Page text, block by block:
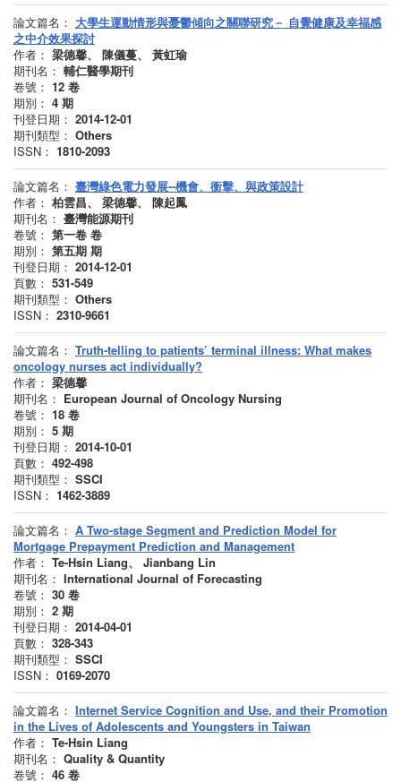
論文篇名： 大學生運動情形與憂鬱傾向之關聯研究－ 自覺健康及幸福感
之中介效果探討
作者： 梁德馨、 陳儀蔓、 黃虹瑜
期刊名： 輔仁醫學期刊
卷號： 12 卷
期別： 4 期
刊登日期： 2014-12-01
期刊類型： Others
ISSN： 1810-2093
論文篇名： 臺灣綠色電力發展--機會、衝擊、與政策設計
作者： 柏雲昌、 梁德馨、 陳起鳳
期刊名： 臺灣能源期刊
卷號： 第一卷 卷
期別： 第五期 期
刊登日期： 2014-12-01
頁數： 531-549
期刊類型： Others
ISSN： 2310-9661
論文篇名： Truth-telling to patients’ terminal illness: What makes
oncology nurses act individually?
作者： 梁德馨
期刊名： European Journal of Oncology Nursing
卷號： 18 卷
期別： 5 期
刊登日期： 2014-10-01
頁數： 492-498
期刊類型： SSCI
ISSN： 1462-3889
論文篇名： A Two-stage Segment and Prediction Model for
Mortgage Prepayment Prediction and Management
作者： Te-Hsin Liang、 Jianbang Lin
期刊名： International Journal of Forecasting
卷號： 30 卷
期別： 2 期
刊登日期： 2014-04-01
頁數： 328-343
期刊類型： SSCI
ISSN： 0169-2070
論文篇名： Internet Service Cognition and Use, and their Promotion
in the Lives of Adolescents and Youngsters in Taiwan
作者： Te-Hsin Liang
期刊名： Quality & Quantity
卷號： 46 卷